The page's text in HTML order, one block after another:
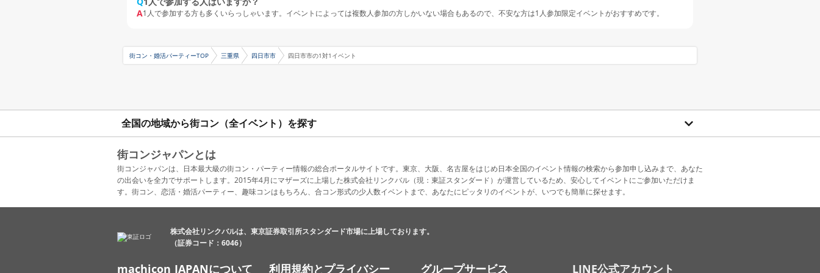
A1人で参加する方も多くいらっしゃいます。イベントによっては複数人参加の方しかいない場合もあるので、不安な方は1人参加限定イベントがおすすめです。
街コン・婚活パーティーTOP 三重県 四日市市 四日市市の1対1イベント
全国の地域から街コン（全イベント）を探す
街コンジャパンとは
街コンジャパンは、日本最大級の街コン・パーティー情報の総合ポータルサイトです。東京、大阪、名古屋をはじめ日本全国のイベント情報の検索から参加申し込みまで、あなた
の出会いを全力でサポートします。2015年4月にマザーズに上場した株式会社リンクバル（現：東証スタンダード）が運営しているため、安心してイベントにご参加いただけま
す。街コン、恋活・婚活パーティー、趣味コンはもちろん、合コン形式の少人数イベントまで、あなたにピッタリのイベントが、いつでも簡単に探せます。
株式会社リンクバルは、東京証券取引所スタンダード市場に上場しております。
（証券コード：6046）
machicon JAPANについて 利用規約とプライバシー グループサービス LINE公式アカウント